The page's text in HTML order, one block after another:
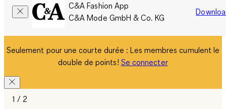
C&A Fashion App
C&A Mode GmbH & Co. KG
Seulement pour une courte durée : Les membres cumulent le
double de points! Se connecter
1 / 2